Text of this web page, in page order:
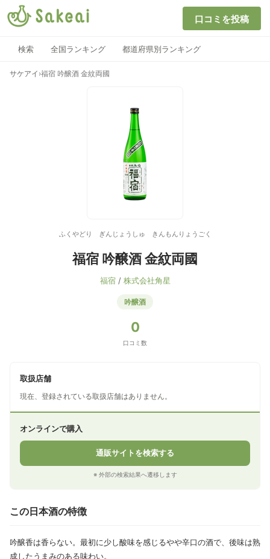
口コミを投稿
検索 全国ランキング 都道府県別ランキング
サケアイ ›福宿 吟醸酒 金紋両國
ふくやどり ぎんじょうしゅ きんもんりょうごく
福宿 吟醸酒 金紋両國
福宿/ 株式会社角星
吟醸酒
0
口コミ数
取扱店舗
現在、登録されている取扱店舗はありません。
オンラインで購入
通販サイトを検索する
※ 外部の検索結果へ遷移します
この日本酒の特徴
吟醸香は香らない。最初に少し酸味を感じるやや辛口の酒で、後味は熟
成したうまみのある味わい。